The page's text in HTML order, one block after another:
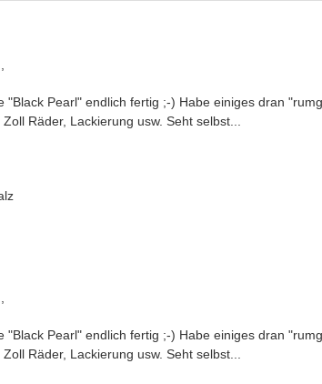
"Black Pearl" endlich fertig ;-) Habe einiges dran
Räder, Lackierung usw. Seht selbst...
"Black Pearl" endlich fertig ;-) Habe einiges dran
Räder, Lackierung usw. Seht selbst...